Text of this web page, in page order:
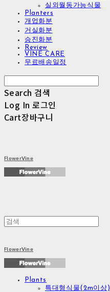
실외월동가능식물
Planters
개업화분
거실화분
승진화분
Review
VINE CARE
무료배송일정
Search 검색
Log In 로그인
Cart장바구니
FlowerVine
FlowerVine
Plants
특대형식물(2m이상)